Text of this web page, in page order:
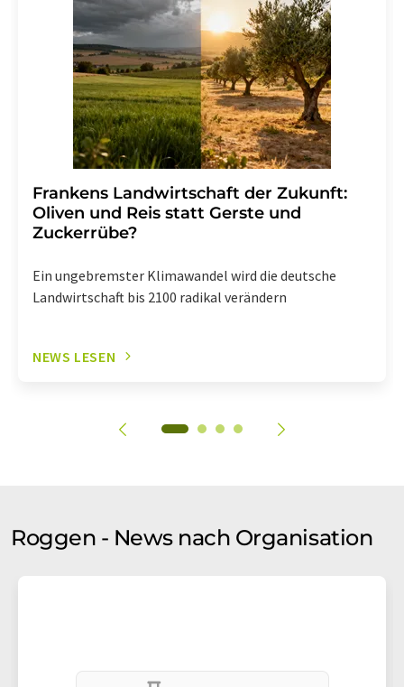
Frankens Landwirtschaft der Zukunft:
Oliven und Reis statt Gerste und
Zuckerrübe?
Ein ungebremster Klimawandel wird die deutsche
Landwirtschaft bis 2100 radikal verändern
NEWS LESEN
Roggen - News nach Organisation